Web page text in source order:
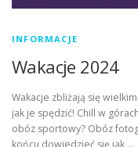
INFORMACJE
Wakacje 2024
Wakacje zbliżają się
jak je spędzić! Chill w
obóz sportowy? Obóz